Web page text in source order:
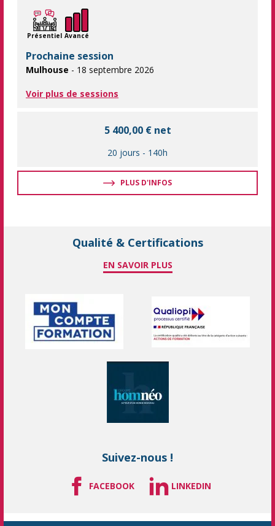
Présentiel Avancé
Prochaine session
Mulhouse - 18 septembre 2026
Voir plus de sessions
5 400,00 € net
20 jours - 140h
PLUS D'INFOS
Qualité & Certifications
EN SAVOIR PLUS
Suivez-nous !
FACEBOOK LINKEDIN